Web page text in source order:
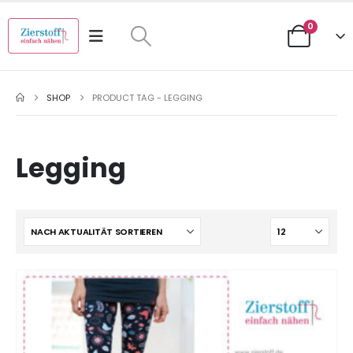
0
SHOP PRODUCT TAG - LEGGING
Legging